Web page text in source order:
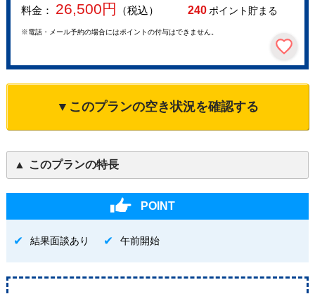
料金： 26,500円 （税込） 240ポイント貯まる
※電話・メール予約の場合にはポイントの付与はできません。
▼このプランの空き状況を確認する
このプランの特長
POINT
結果面談あり 午前開始